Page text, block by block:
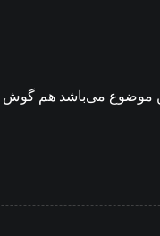
موضوع می‌باشد هم گوش